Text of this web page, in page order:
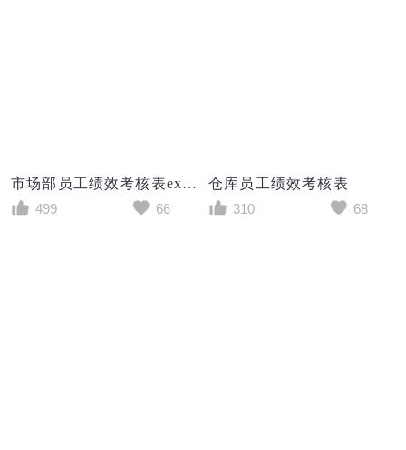
市场部员工绩效考核表excel模板
499
66
仓库员工绩效考核表
310
68